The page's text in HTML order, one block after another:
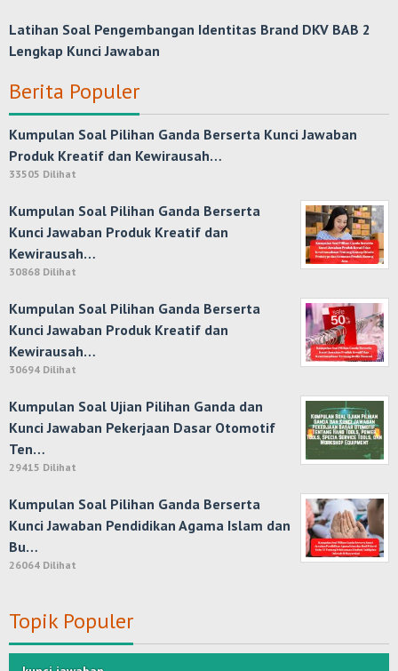
Latihan Soal Pengembangan Identitas Brand DKV BAB 2
Lengkap Kunci Jawaban
Berita Populer
Kumpulan Soal Pilihan Ganda Berserta Kunci Jawaban
Produk Kreatif dan Kewirausah…
33505 Dilihat
Kumpulan Soal Pilihan Ganda Berserta
Kunci Jawaban Produk Kreatif dan
Kewirausah…
30868 Dilihat
Kumpulan Soal Pilihan Ganda Berserta
Kunci Jawaban Produk Kreatif dan
Kewirausah…
30694 Dilihat
Kumpulan Soal Ujian Pilihan Ganda dan
Kunci Jawaban Pekerjaan Dasar Otomotif
Ten…
29415 Dilihat
Kumpulan Soal Pilihan Ganda Berserta
Kunci Jawaban Pendidikan Agama Islam dan
Bu…
26064 Dilihat
Topik Populer